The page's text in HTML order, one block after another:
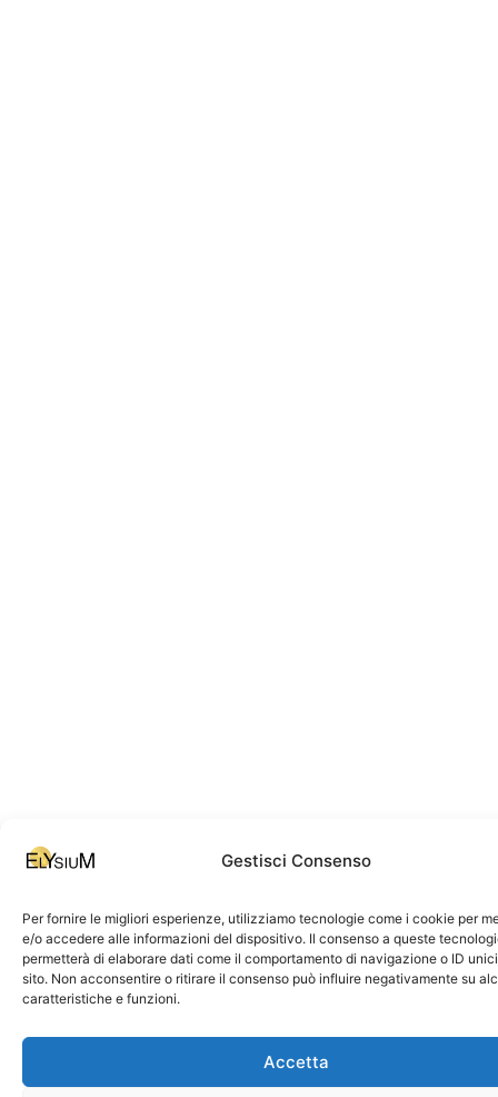
Gestisci Consenso
Per fornire le migliori esperienze, utilizziamo tecnologie come i cookie per
e/o accedere alle informazioni del dispositivo. Il consenso a queste
permetterà di elaborare dati come il comportamento di navigazione o ID
sito. Non acconsentire o ritirare il consenso può influire negativamente su
caratteristiche e funzioni.
Accetta